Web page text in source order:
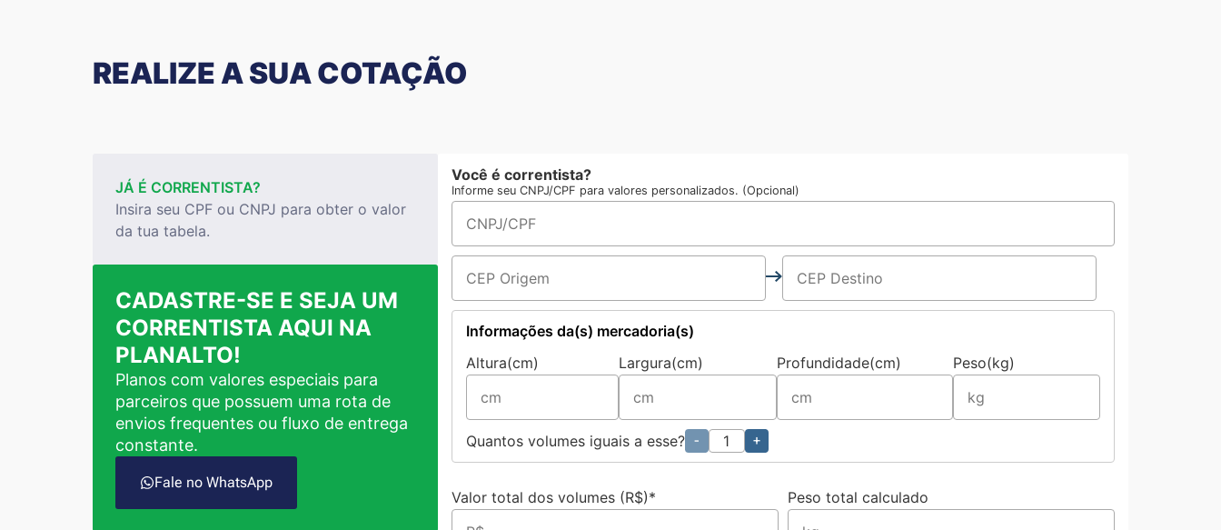
REALIZE A SUA COTAÇÃO
JÁ É CORRENTISTA?
Insira seu CPF ou CNPJ para obter o valor
da tua tabela.
CADASTRE-SE E SEJA UM
CORRENTISTA AQUI NA
PLANALTO!
Planos com valores especiais para
parceiros que possuem uma rota de
envios frequentes ou fluxo de entrega
constante.
Fale no WhatsApp
Você é correntista?
Informe seu CNPJ/CPF para valores personalizados. (Opcional)
Informações da(s) mercadoria(s)
Altura(cm)
Largura(cm) Profundidade(cm) Peso(kg)
Quantos volumes iguais a esse? - +
Valor total dos volumes (R$)* Peso total calculado